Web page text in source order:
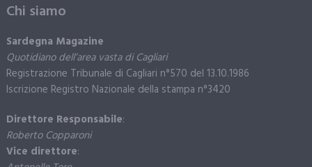
Chi siamo
Sardegna Magazine
Quotidiano dell’area vasta di Cagliari
Registrazione Tribunale di Cagliari n°570 del 13.10.1986
Iscrizione Registro Nazionale della stampa n°3420
Direttore Responsabile:
Roberto Copparoni
Vice direttore: